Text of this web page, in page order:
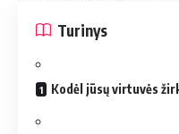
Turinys
Kodėl jūsų virtuvės